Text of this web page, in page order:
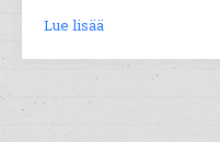
Lue lisää